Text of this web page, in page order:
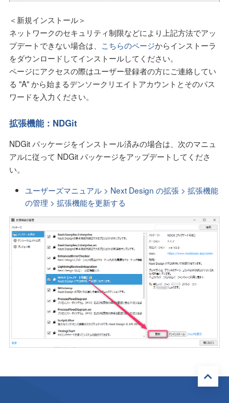
＜新規インストール＞
ネットワークのセキュリティ制限などにより上記方法でアッ
プデートできない場合は、 こちらのページからインストーラ
をダウンロードしてインストールしてください。
ページにアクセスの際はユーザー登録者の方にご連絡してい
る "A" から始まるデンソークリエイトアカウントとそのパス
ワードを入力ください。
拡張機能：NDGit
NDGit パッケージをインストール済みの場合は、次のマニュ
アルに従って NDGit パッケージをアップデートしてくださ
い。
ユーザーズマニュアル > Next Design の拡張 > 拡張機能
の管理 > 拡張機能を更新する